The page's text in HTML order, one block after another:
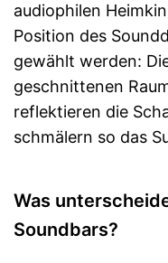
audiophilen
Position des
gewählt werden:
geschnittenen
reflektieren die
schmälern so das
Was
Soundbars?